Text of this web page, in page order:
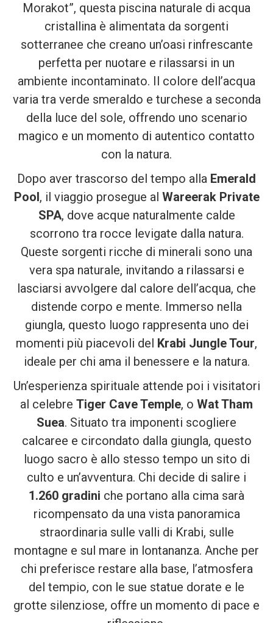
Morakot”, questa piscina naturale di acqua
cristallina è alimentata da sorgenti
sotterranee che creano un’oasi rinfrescante
perfetta per nuotare e rilassarsi in un
ambiente incontaminato. Il colore dell’acqua
varia tra verde smeraldo e turchese a seconda
della luce del sole, offrendo uno scenario
magico e un momento di autentico contatto
con la natura.
Dopo aver trascorso del tempo alla Emerald
Pool, il viaggio prosegue al Wareerak Private
SPA, dove acque naturalmente calde
scorrono tra rocce levigate dalla natura.
Queste sorgenti ricche di minerali sono una
vera spa naturale, invitando a rilassarsi e
lasciarsi avvolgere dal calore dell’acqua, che
distende corpo e mente. Immerso nella
giungla, questo luogo rappresenta uno dei
momenti più piacevoli del Krabi Jungle Tour,
ideale per chi ama il benessere e la natura.
Un’esperienza spirituale attende poi i visitatori
al celebre Tiger Cave Temple, o Wat Tham
Suea. Situato tra imponenti scogliere
calcaree e circondato dalla giungla, questo
luogo sacro è allo stesso tempo un sito di
culto e un’avventura. Chi decide di salire i
1.260 gradini che portano alla cima sarà
ricompensato da una vista panoramica
straordinaria sulle valli di Krabi, sulle
montagne e sul mare in lontananza. Anche per
chi preferisce restare alla base, l’atmosfera
del tempio, con le sue statue dorate e le
grotte silenziose, offre un momento di pace e